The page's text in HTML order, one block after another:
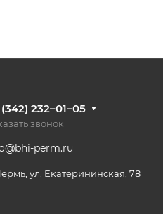
232–01–05
звонок
perm.ru
ул. Екатерининская, 78